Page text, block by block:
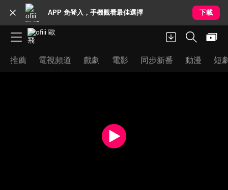
APP 免登入，手機觀看最佳選擇 下載
推薦 電視頻道 戲劇 電影 同步新番 動漫 短